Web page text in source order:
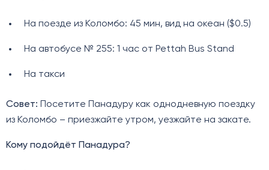
На поезде из Коломбо: 45 мин, вид на океан ($0.5)
На автобусе № 255: 1 час от Pettah Bus Stand
На такси
Совет: Посетите Панадуру как однодневную поездку
из Коломбо – приезжайте утром, уезжайте на закате.
Кому подойдёт Панадура?